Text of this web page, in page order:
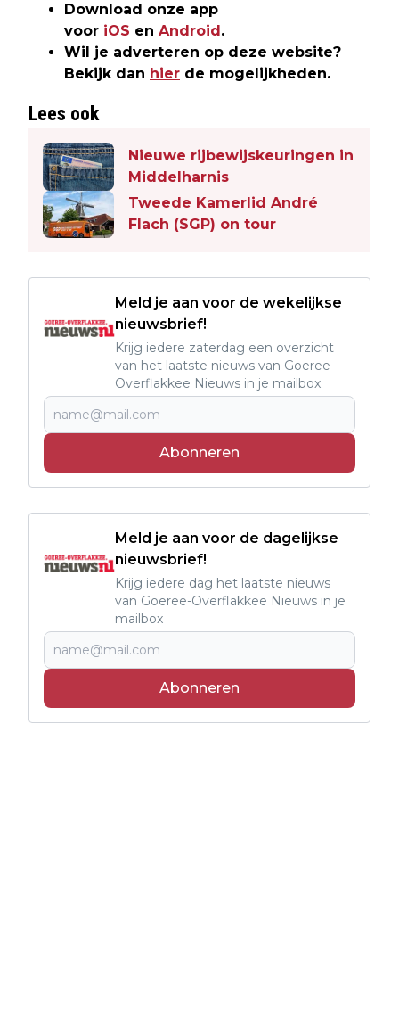
Download onze app
voor iOS en Android .
Wil je adverteren op deze website?
Bekijk dan hier de mogelijkheden.
Lees ook
Nieuwe rijbewijskeuringen in
Middelharnis
Tweede Kamerlid André
Flach (SGP) on tour
Meld je aan voor de wekelijkse
nieuwsbrief!
Krijg iedere zaterdag een overzicht
van het laatste nieuws van Goeree-
Overflakkee Nieuws in je mailbox
Abonneren
Meld je aan voor de dagelijkse
nieuwsbrief!
Krijg iedere dag het laatste nieuws
van Goeree-Overflakkee Nieuws in je
mailbox
Abonneren